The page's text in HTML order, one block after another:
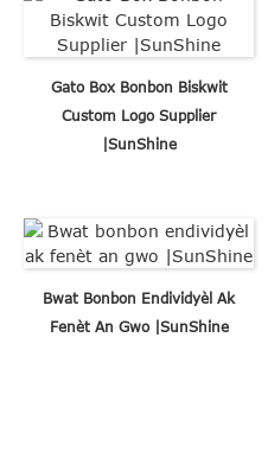
Gato Box Bonbon Biskwit
Custom Logo Supplier
|SunShine
Bwat Bonbon Endividyèl Ak
Fenèt An Gwo |SunShine